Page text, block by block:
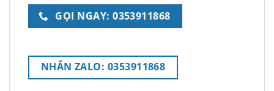
GỌI NGAY: 0353911868
NHẮN ZALO: 0353911868